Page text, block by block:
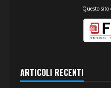
Questo sito
ARTICOLI RECENTI